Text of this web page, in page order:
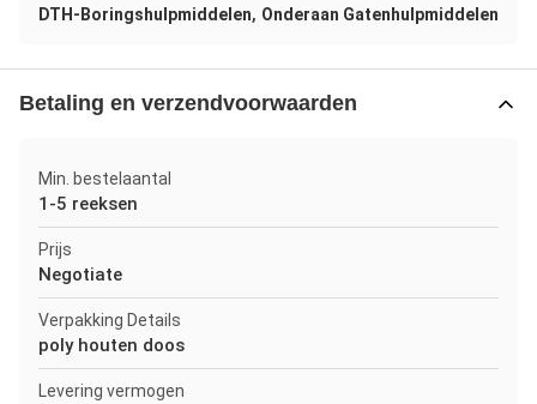
DTH-Boringshulpmiddelen, Onderaan Gatenhulpmiddelen
Betaling en verzendvoorwaarden
Min. bestelaantal
1-5 reeksen
Prijs
Negotiate
Verpakking Details
poly houten doos
Levering vermogen